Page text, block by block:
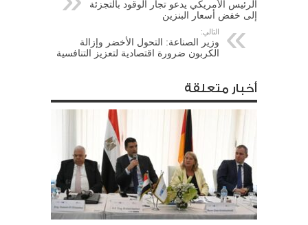
الرئيس الأمريكي يدعو تجار الوقود بالتجزئة
إلى خفض أسعار البنزين
التالي:
وزير الصناعة: التحول الأخضر وإزالة
الكربون ضرورة اقتصادية لتعزيز التنافسية
أخبار متعلقة